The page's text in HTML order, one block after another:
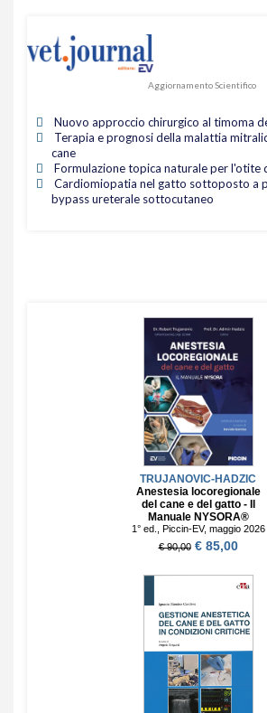
Aggiornamento Scientifico
Nuovo approccio chirurgico al timoma
Terapia e prognosi della malattia
cane
Formulazione topica naturale per l'otite
Cardiomiopatia nel gatto sottoposto a
bypass ureterale sottocutaneo